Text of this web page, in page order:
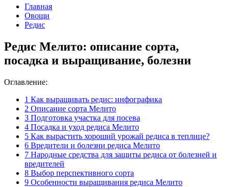
Главная
Овощи
Редис
Редис Мелито: описание сорта,
посадка и выращивание, болезни
Оглавление:
1 Как выращивать редис: инфографика
2 Описание сорта Мелито
3 Подготовка участка для посева
4 Посадка и уход редиса Мелито
5 Как вырастить хороший урожай редиса в теплице?
6 Вредители и болезни редиса Мелито
7 Народные средства для защиты редиса от болезней и
вредителей
8 Выбор перспективного сорта
9 Особенности выращивания редиса Мелито